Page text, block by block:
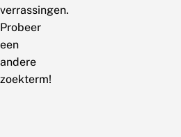
verrassingen.
Probeer
een
andere
zoekterm!